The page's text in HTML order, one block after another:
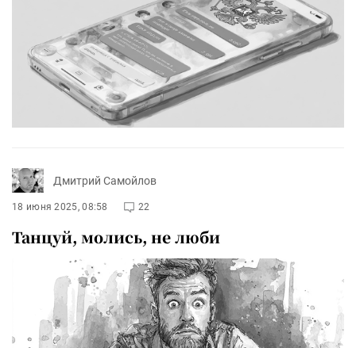
Дмитрий Самойлов
18 июня 2025, 08:58 22
Танцуй, молись, не люби